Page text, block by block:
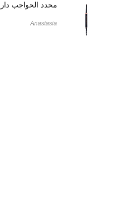
محدد الحواجب
Anastasia